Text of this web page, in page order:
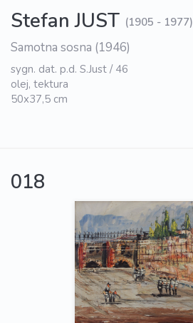
Stefan JUST (1905 - 1977)
Samotna sosna (1946)
sygn. dat. p.d. S.Just / 46
olej, tektura
50x37,5 cm
018